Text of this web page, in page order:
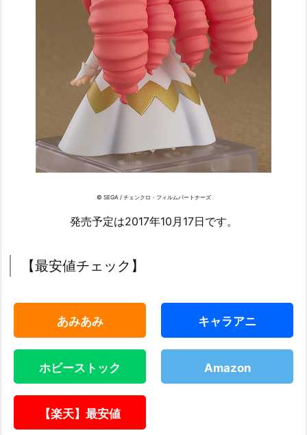
© SEGA / チェンクロ・フィルムパートナーズ
発売予定は2017年10月17日です。
【最安値チェック】
あみあみ キャラアニ
ホビーストック Amazon
【楽天】最安値